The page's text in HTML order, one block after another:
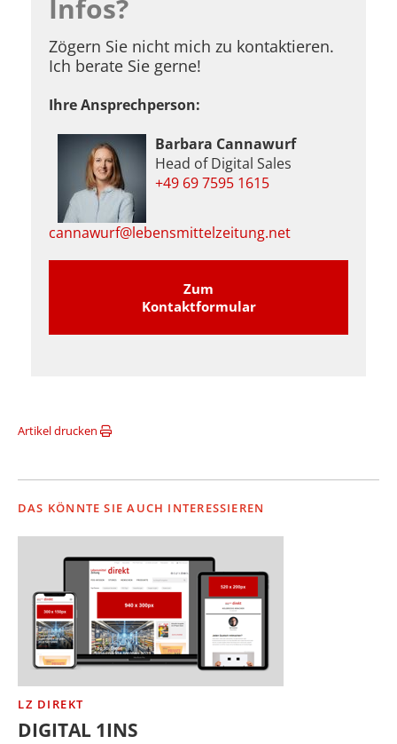
Infos?
Zögern Sie nicht mich zu kontaktieren.
Ich berate Sie gerne!
Ihre Ansprechperson:
Barbara Cannawurf
Head of Digital Sales
+49 69 7595 1615
cannawurf@lebensmittelzeitung.net
Zum
Kontaktformular
Artikel drucken
DAS KÖNNTE SIE AUCH INTERESSIEREN
LZ DIREKT
DIGITAL 1INS